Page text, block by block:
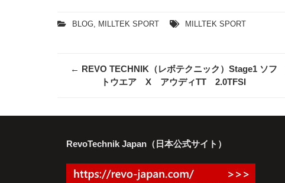
BLOG MILLTEK SPORT MILLTEK SPORT
Post
navigation
← REVO TECHNIK（レボテクニック）Stage1 ソフ
トウエア X アウディTT 2.0TFSI
RevoTechnik Japan（日本公式サイト）